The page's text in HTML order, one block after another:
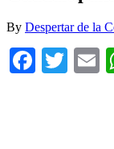
By Despertar de la